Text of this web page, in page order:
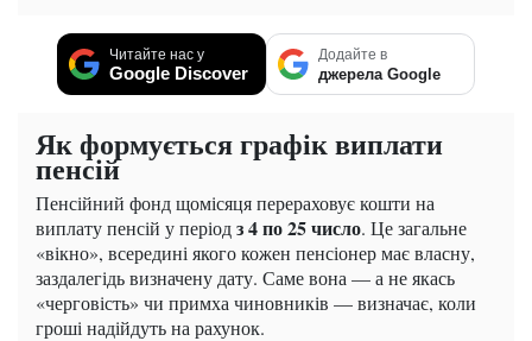
Читайте нас у
Google Discover
Додайте в
джерела Google
Як формується графік виплати
пенсій
Пенсійний фонд щомісяця перераховує кошти на
виплату пенсій у періодз 4 по 25 число. Це загальне
«вікно», всередині якого кожен пенсіонер має власну,
заздалегідь визначену дату. Саме вона — а не якась
«черговість» чи примха чиновників — визначає, коли
гроші надійдуть на рахунок.